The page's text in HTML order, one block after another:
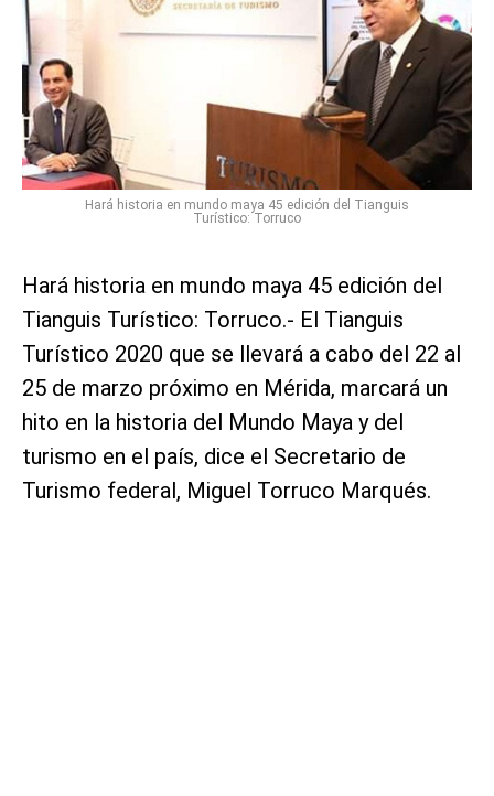
Hará historia en mundo maya 45 edición del Tianguis
Turístico: Torruco
Hará historia en mundo maya 45 edición del
Tianguis Turístico: Torruco.- El Tianguis
Turístico 2020 que se llevará a cabo del 22 al
25 de marzo próximo en Mérida, marcará un
hito en la historia del Mundo Maya y del
turismo en el país, dice el Secretario de
Turismo federal, Miguel Torruco Marqués.